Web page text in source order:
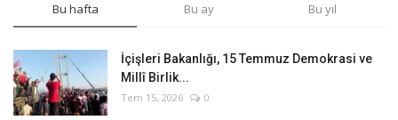
Bu hafta Bu ay Bu yıl
İçişleri Bakanlığı, 15 Temmuz Demokrasi ve
Millî Birlik...
Tem 15, 2026 0